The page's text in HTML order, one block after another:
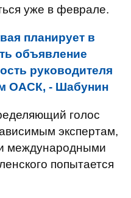
уже в феврале.
планирует в
объявление
руководителя
ОАСК, - Шабунин
голос
экспертам,
международными
попытается